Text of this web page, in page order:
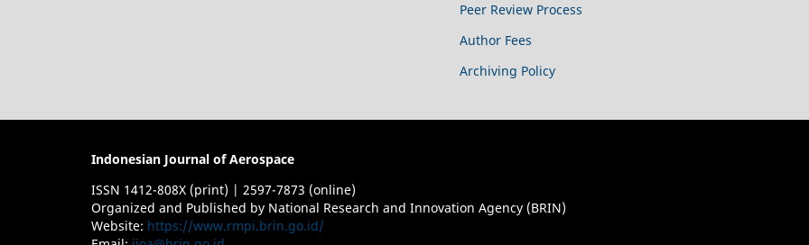
Peer Review Process
Author Fees
Archiving Policy
Indonesian Journal of Aerospace
ISSN 1412-808X (print) | 2597-7873 (online)
Organized and Published by National Research and Innovation Agency (BRIN)
Website: https://www.rmpi.brin.go.id/